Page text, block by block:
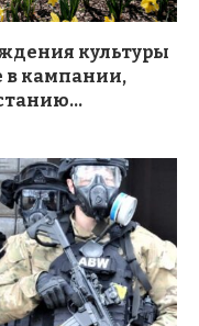
культуры
в кампании,